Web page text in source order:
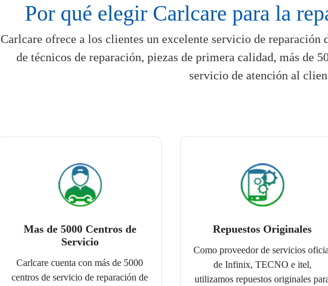
Por qué elegir Carlcare para la
Carlcare ofrece a los clientes un excelente servicio de
de técnicos de reparación, piezas de primera calidad, más de
servicio de atención al
Mas de 5000 Centros de
Servicio
Carlcare cuenta con más de 5000
centros de servicio de reparación de
Repuestos Originales
Como proveedor de servicios
de Infinix, TECNO e itel,
utilizamos repuestos originales